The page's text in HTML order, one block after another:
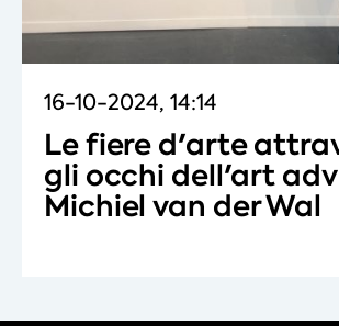
16-10-2024, 14:14
Le fiere d'arte
gli occhi dell'art
Michiel van der Wal